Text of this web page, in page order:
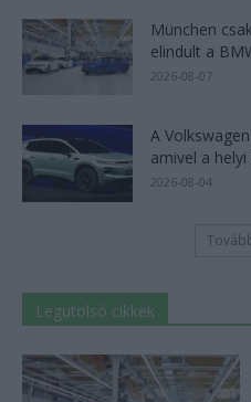
München
elindult a
2026-08-07
A
amivel a helyi
2026-08-04
Legutolsó cikkek